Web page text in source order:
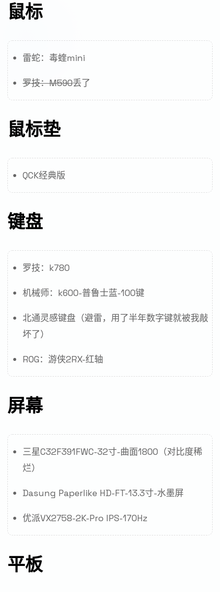
鼠标
雷蛇：毒蝰mini
罗技：M590丢了
鼠标垫
QCK经典版
键盘
罗技：k780
机械师：k600-普鲁士蓝-100键
北通灵感键盘（避雷，用了半年数字键就被我敲
坏了）
ROG：游侠2RX-红轴
屏幕
三星C32F391FWC-32寸-曲面1800（对比度稀
烂）
Dasung Paperlike HD-FT-13.3寸-水墨屏
优派VX2758-2K-Pro IPS-170Hz
平板